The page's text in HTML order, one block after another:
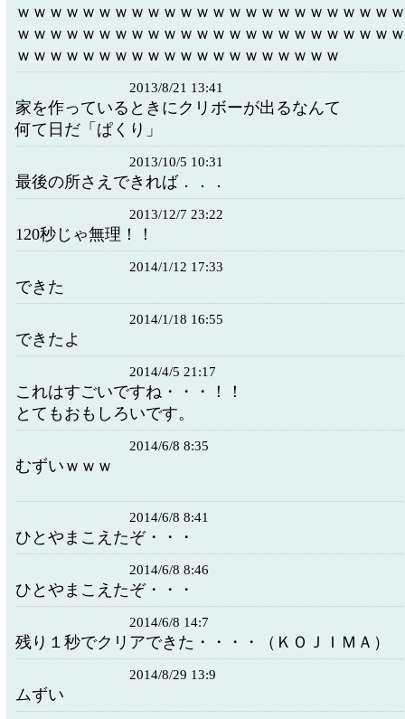
ｗｗｗｗｗｗｗｗｗｗｗｗｗｗｗｗｗｗｗｗｗｗｗ
ｗｗｗｗｗｗｗｗｗｗｗｗｗｗｗｗｗｗｗｗｗｗｗ
ｗｗｗｗｗｗｗｗｗｗｗｗｗｗｗｗ
2013/8/21 13:41
家を作っているときにクリボーが出るなんて
何て日だ「ぱくり」
2013/10/5 10:31
最後の所さえできれば．．．
2013/12/7 23:22
120秒じゃ無理！！
2014/1/12 17:33
できた
2014/1/18 16:55
できたよ
2014/4/5 21:17
これはすごいですね・・・！！
とてもおもしろいです。
2014/6/8 8:35
むずいｗｗｗ
2014/6/8 8:41
ひとやまこえたぞ・・・
2014/6/8 8:46
ひとやまこえたぞ・・・
2014/6/8 14:7
残り１秒でクリアできた・・・・（ＫＯＪＩＭＡ）
2014/8/29 13:9
ムずい